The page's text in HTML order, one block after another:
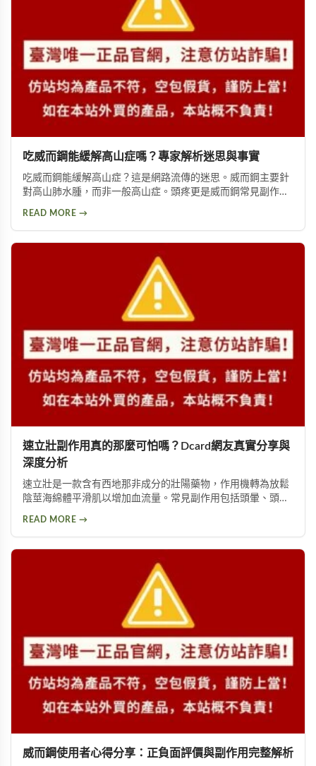
吃威而鋼能緩解高山症嗎？專家解析迷思與事實
吃威而鋼能緩解高山症？這是網路流傳的迷思。威而鋼主要針
對高山肺水腫，而非一般高山症。頭疼更是威而鋼常見副作
READ MORE →
速立壯副作用真的那麼可怕嗎？Dcard網友真實分享與
深度分析
速立壯是一款含有西地那非成分的壯陽藥物，作用機轉為放鬆
陰莖海綿體平滑肌以增加血流量。常見副作用包括頭暈、頭
READ MORE →
威而鋼使用者心得分享：正負面評價與副作用完整解析